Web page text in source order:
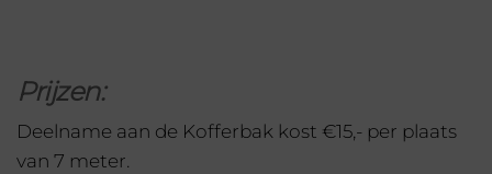
Prijzen:
Deelname aan de Kofferbak kost €15,- per plaats
van 7 meter.